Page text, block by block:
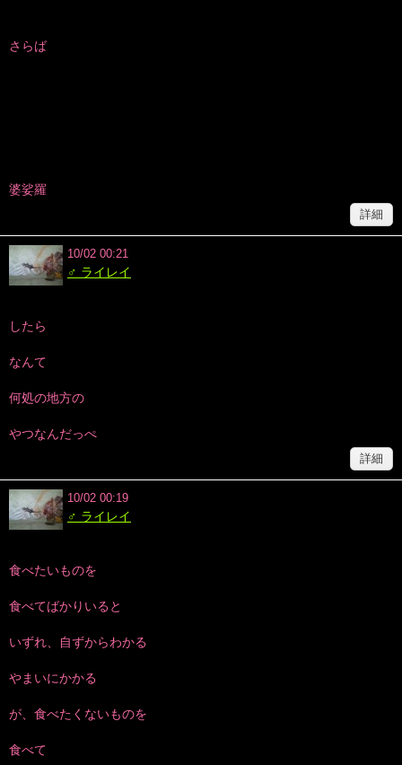
さらば
婆娑羅
詳細
10/02 00:21
♂ ライレイ
したら
なんて
何処の地方の
やつなんだっぺ
詳細
10/02 00:19
♂ ライレイ
食べたいものを
食べてばかりいると
いずれ、自ずからわかる
やまいにかかる
が、食べたくないものを
食べて